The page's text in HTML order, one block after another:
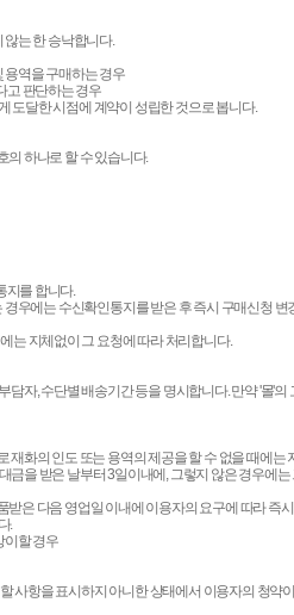
는 한 승낙합니다.
용역을 구매하는 경우
고 판단하는 경우
도달한 시점에 계약이 성립한 것으로 봅니다.
의 하나로 할 수 있습니다.
지를 합니다.
우에는 수신확인통지를 받은 후 즉시 구매신청 변
는 지체없이 그 요청에 따라 처리합니다.
자, 수단별 배송기간 등을 명시합니다. 만약 '몰'의
화의 인도 또는 용역의 제공을 할 수 없을 때에는
금을 받은 날부터 3일이내에, 그렇지 않은 경우에
은 다음 영업일 이내에 이용자의 요구에 따라 즉
.
이할 경우
사항을 표시하지 아니한 상태에서 이용자의 청약